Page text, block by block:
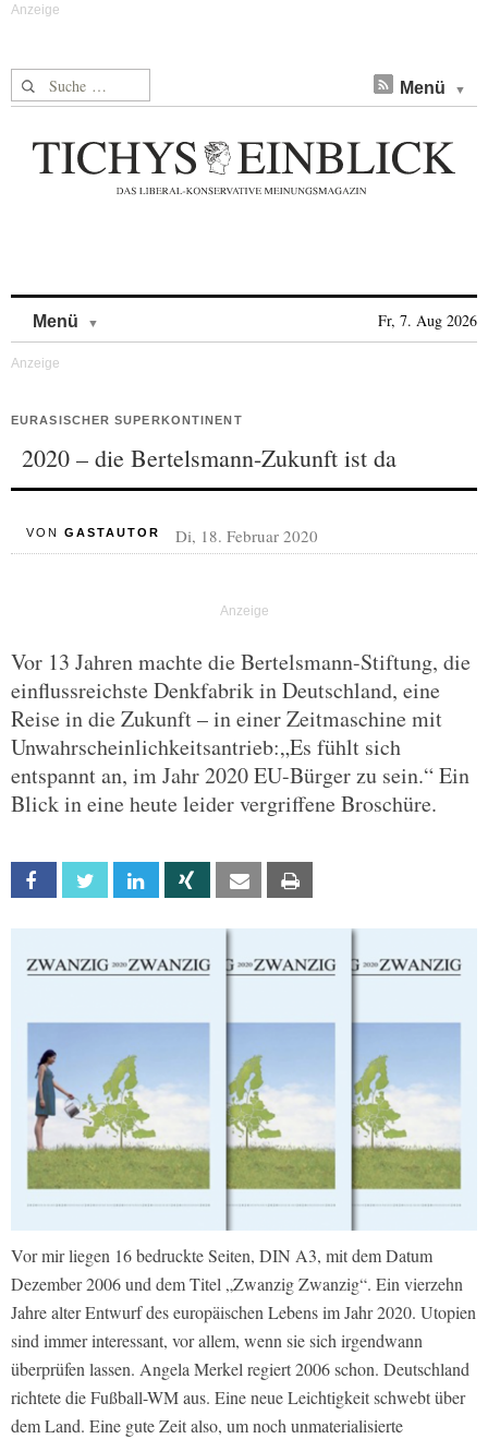
Suche nach: Menü
Menü Fr, 7. Aug 2026
EURASISCHER SUPERKONTINENT
2020 – die Bertelsmann-Zukunft ist da
VON GASTAUTOR Di, 18. Februar 2020
Vor 13 Jahren machte die Bertelsmann-Stiftung, die
einflussreichste Denkfabrik in Deutschland, eine
Reise in die Zukunft – in einer Zeitmaschine mit
Unwahrscheinlichkeitsantrieb:„Es fühlt sich
entspannt an, im Jahr 2020 EU-Bürger zu sein.“ Ein
Blick in eine heute leider vergriffene Broschüre.
Facebook Twitter Linkedin Xing Email
Vor mir liegen 16 bedruckte Seiten, DIN A3, mit dem Datum
Dezember 2006 und dem Titel „Zwanzig Zwanzig“. Ein vierzehn
Jahre alter Entwurf des europäischen Lebens im Jahr 2020. Utopien
sind immer interessant, vor allem, wenn sie sich irgendwann
überprüfen lassen. Angela Merkel regiert 2006 schon. Deutschland
richtete die Fußball-WM aus. Eine neue Leichtigkeit schwebt über
dem Land. Eine gute Zeit also, um noch unmaterialisierte